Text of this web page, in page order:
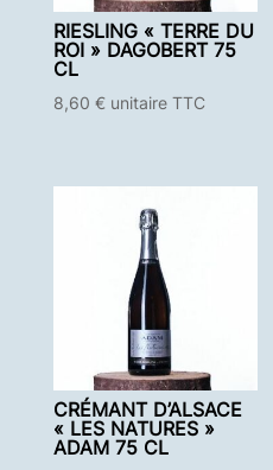
RIESLING « TERRE DU
ROI » DAGOBERT 75
CL
8,60 € unitaire TTC
CRÉMANT D’ALSACE
« LES NATURES »
ADAM 75 CL